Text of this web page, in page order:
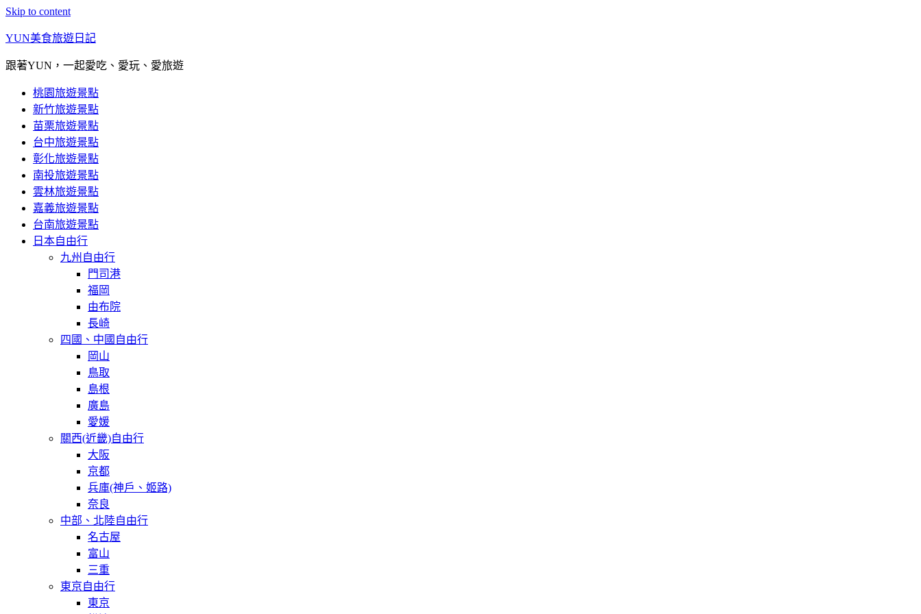
Skip to content
YUN美食旅遊日記
跟著YUN，一起愛吃、愛玩、愛旅遊
桃園旅遊景點
新竹旅遊景點
苗栗旅遊景點
台中旅遊景點
彰化旅遊景點
南投旅遊景點
雲林旅遊景點
嘉義旅遊景點
台南旅遊景點
日本自由行
九州自由行
門司港
福岡
由布院
長崎
四國、中國自由行
岡山
鳥取
島根
廣島
愛媛
關西(近畿)自由行
大阪
京都
兵庫(神戶、姬路)
奈良
中部、北陸自由行
名古屋
富山
三重
東京自由行
東京